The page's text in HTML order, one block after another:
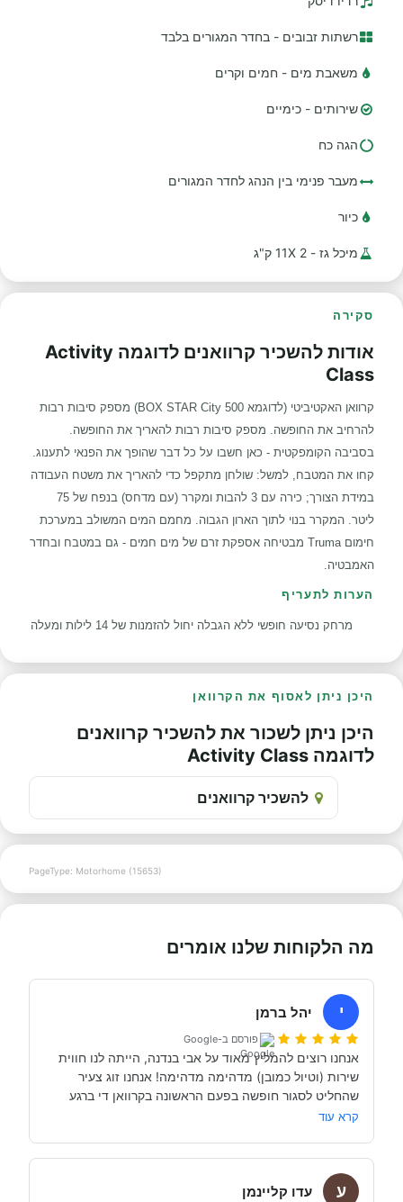
רשתות זבובים - בחדר המגורים בלבד
משאבת מים - חמים וקרים
שירותים - כימיים
הגה כח
מעבר פנימי בין הנהג לחדר המגורים
כיור
מיכל גז - 2 11X ק"ג
סקירה
אודות להשכיר קרוואנים לדוגמה Activity
Class
קרוואן האקטיביטי (לדוגמא BOX STAR City 500) מספק סיבות רבות
להרחיב את החופשה. מספק סיבות רבות להאריך את החופשה.
בסביבה הקומפקטית - כאן חשבו על כל דבר שהופך את הפנאי לתענוג.
קחו את המטבח, למשל: שולחן מתקפל כדי להאריך את משטח העבודה
במידת הצורך; כירה עם 3 להבות ומקרר (עם מדחס) בנפח של 75
ליטר. המקרר בנוי לתוך הארון הגבוה. מחמם המים המשולב במערכת
חימוםTruma מבטיחה אספקת זרם של מים חמים - גם במטבח ובחדר
האמבטיה.
הערות לתעריף
מרחק נסיעה חופשי ללא הגבלה יחול להזמנות של 14 לילות ומעלה
היכן ניתן לאסוף את הקרוואן
היכן ניתן לשכור את להשכיר קרוואנים
לדוגמה Activity Class
להשכיר קרוואנים
PageType: Motorhome (15653)
מה הלקוחות שלנו אומרים
י יהל ברמן
פורסם ב-Google
קרא עוד
ע עדו קליינמן